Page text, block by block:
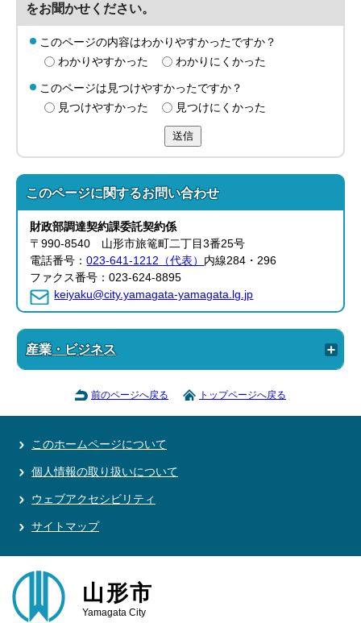
をお聞かせください。
このページの内容はわかりやすかったですか？
わかりやすかった
わかりにくかった
このページは見つけやすかったですか？
見つけやすかった
見つけにくかった
送信
このページに関するお問い合わせ
財政部調達契約課委託契約係
〒990-8540 山形市旅篭町二丁目3番25号
電話番号：023-641-1212（代表） 内線284・296
ファクス番号：023-624-8895
keiyaku@city.yamagata-yamagata.lg.jp
産業・ビジネス
前のページへ戻る トップページへ戻る
このホームページについて
個人情報の取り扱いについて
ウェブアクセシビリティ
サイトマップ
山形市
Yamagata City